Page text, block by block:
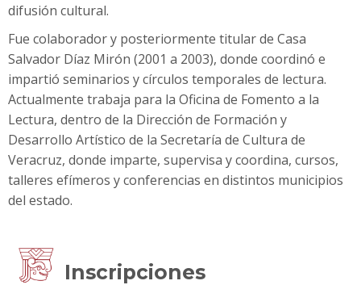
difusión cultural.
Fue colaborador y posteriormente titular de Casa
Salvador Díaz Mirón (2001 a 2003), donde coordinó e
impartió seminarios y círculos temporales de lectura.
Actualmente trabaja para la Oficina de Fomento a la
Lectura, dentro de la Dirección de Formación y
Desarrollo Artístico de la Secretaría de Cultura de
Veracruz, donde imparte, supervisa y coordina, cursos,
talleres efímeros y conferencias en distintos municipios
del estado.
Inscripciones